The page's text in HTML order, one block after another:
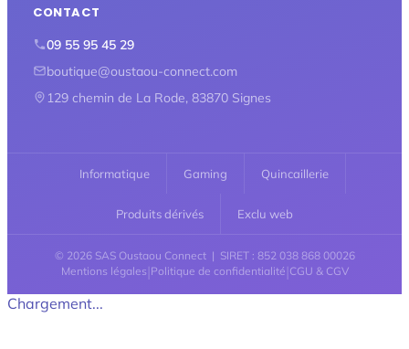
CONTACT
09 55 95 45 29
boutique@oustaou-connect.com
129 chemin de La Rode, 83870 Signes
Informatique Gaming Quincaillerie
Produits dérivés Exclu web
© 2026 SAS Oustaou Connect | SIRET : 852 038 868 00026
Mentions légales |Politique de confidentialité |CGU & CGV
Chargement...